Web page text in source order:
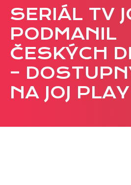
PRODUKCIA
REKLAMA
Viac o reklamných
Obchodné podmienky
Prezentácia 2026
SERIÁL TV
PODMANIL
ČESKÝCH
–
NA JOJ PLAY